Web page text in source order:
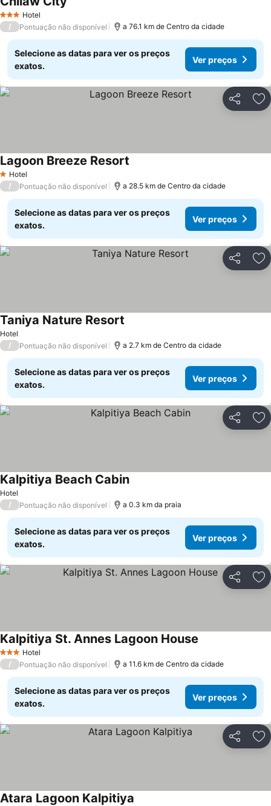
3 EstrelasHotel
/ Pontuação não disponível a 76.1 km de Centro da cidade
Selecione as datas para ver os preços
exatos.
Ver preços
Partilhar
1 Estrelas
Hotel
Lagoon Breeze Resort
/ Pontuação não disponível a 28.5 km de Centro da cidade
Selecione as datas para ver os preços
exatos.
Ver preços
Partilhar
Hotel
Taniya Nature Resort
/ Pontuação não disponível a 2.7 km de Centro da cidade
Selecione as datas para ver os preços
exatos.
Ver preços
Partilhar
Hotel
Kalpitiya Beach CabinVer preços
/ Pontuação não disponível a 0.3 km da praia
Selecione as datas para ver os preços
exatos.
Ver preços
Partilhar
3 EstrelasHotel
Kalpitiya St. Annes Lagoon House
/ Pontuação não disponível a 11.6 km de Centro da cidade
Selecione as datas para ver os preços
exatos.
Ver preços
Partilhar
Atara Lagoon Kalpitiya